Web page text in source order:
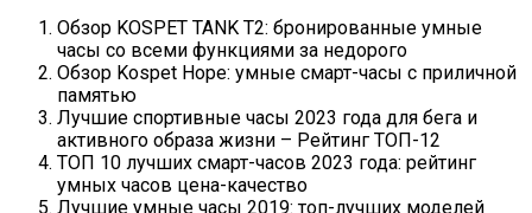
Обзор KOSPET TANK T2: бронированные умные
часы со всеми функциями за недорого
Обзор Kospet Hope: умные смарт-часы с приличной
памятью
Лучшие спортивные часы 2023 года для бега и
активного образа жизни – Рейтинг ТОП-12
ТОП 10 лучших смарт-часов 2023 года: рейтинг
умных часов цена-качество
Лучшие умные часы 2019: топ-лучших моделей